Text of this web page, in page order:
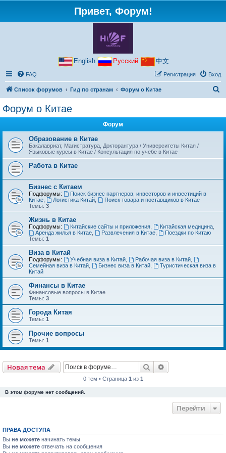
Привет, Форум!
English Русский 中文
FAQ Вход
Регистрация
Список форумов Гид по странам Форум о Китае
Форум о Китае
Форум
Образование в Китае
Бакалавриат, Магистратура, Докторантура / Университеты Китая /
Языковые курсы в Китае / Консультация по учебе в Китае
Работа в Китае
Бизнес с Китаем
Подфорумы:
Поиск бизнес партнеров, инвесторов и инвестиций в
Китае
Логистика Китай,
Поиск товара и поставщиков в Китае
Темы: 3
Жизнь в Китае
Подфорумы: Китайские сайты и приложения, Китайская медицина,
Аренда жилья в Китае, Развлечения в Китае,
Поездки по Китаю
Темы: 1
Виза в Китай
Подфорумы: Учебная виза в Китай, Рабочая виза в Китай,
Семейная виза в Китай
Бизнес виза в Китай,
Туристическая виза в
Китай
Финансы в Китае
Финансовые вопросы в Китае
Темы: 3
Города Китая
Темы: 1
Прочие вопросы
Темы: 1
Новая тема Поиск
0 тем • Страница 1 из 1
В этом форуме нет сообщений.
Перейти
ПРАВА ДОСТУПА
Вы не можете начинать темы
Вы не можете отвечать на сообщения